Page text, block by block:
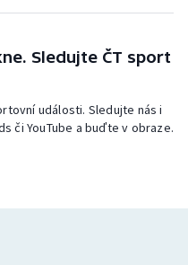
Sledujte ČT sport
události. Sledujte nás i
či YouTube a buďte v obraze.